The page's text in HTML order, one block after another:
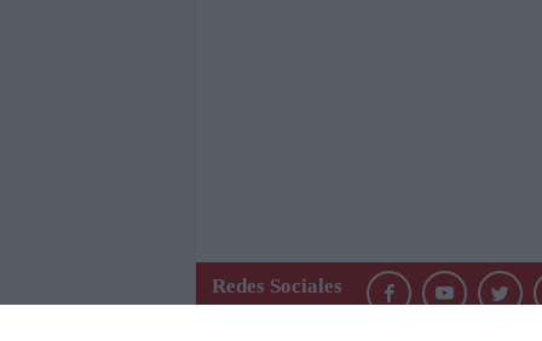
Redes Sociales